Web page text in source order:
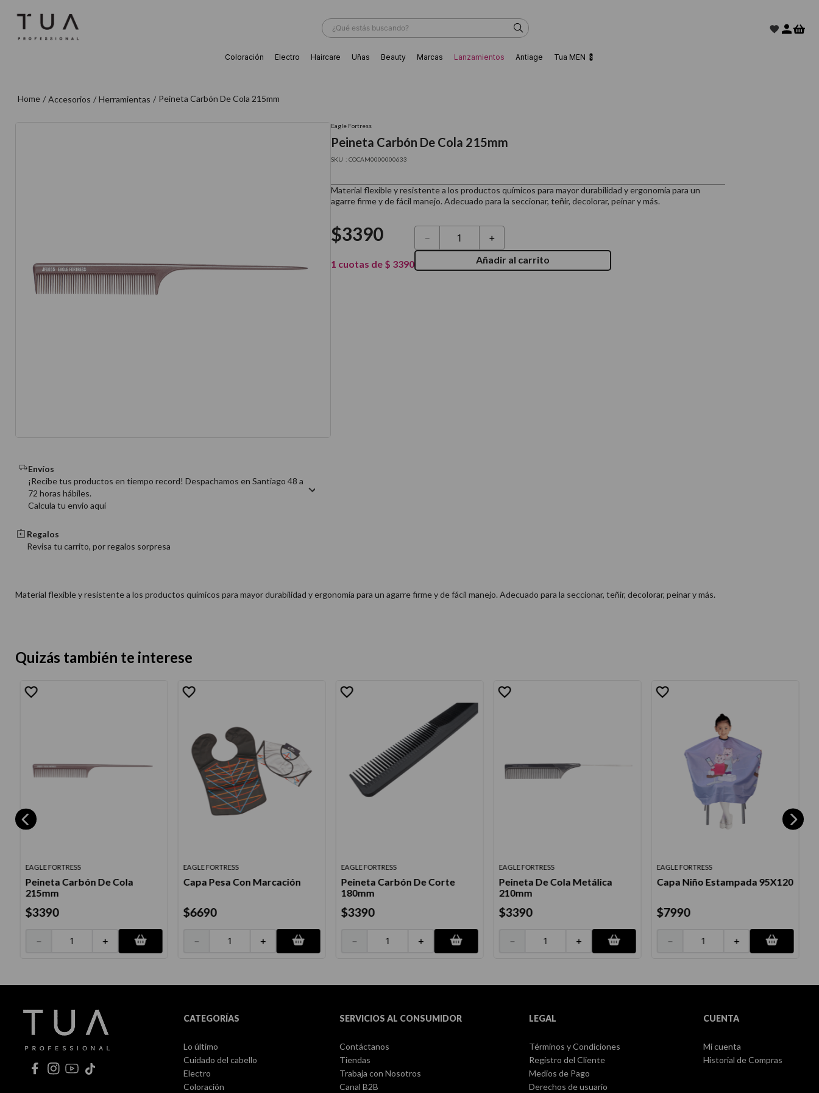
¿Qué estás buscando?
Coloración Electro Haircare Uñas Beauty Marcas Lanzamientos Antiage Tua MEN 💈
Accesorios Herramientas Peineta Carbón De Cola 215mm
Envíos
¡Recibe tus productos en tiempo record! Despachamos en Santiago 48 a
72 horas hábiles.
Calcula tu envio aquí
Regalos
Revisa tu carrito, por regalos sorpresa
Eagle Fortress
Peineta Carbón De Cola 215mm
: COCAM0000000633
Material flexible y resistente a los productos químicos para mayor durabilidad y ergonomía para un
agarre firme y de fácil manejo. Adecuado para la seccionar, teñir, decolorar, peinar y más.
$3390
1 cuotas de $ 3390
＋
－
Añadir al carrito
Material flexible y resistente a los productos químicos para mayor durabilidad y ergonomía para un agarre firme y de fácil manejo. Adecuado para la seccionar, teñir, decolorar, peinar y más.
Quizás también te interese
EAGLE FORTRESS
Peineta Carbón De Cola
215mm
$3390
＋
－
EAGLE FORTRESS
Capa Pesa Con Marcación
$6690
＋
－
EAGLE FORTRESS
Peineta Carbón De Corte
180mm
$3390
＋
－
EAGLE FORTRESS
Peineta De Cola Metálica
210mm
$3390
＋
－
EAGLE FORTRESS
Capa Niño Estampada 95X120
$7990
＋
－
CATEGORÍAS
Lo último
Cuidado del cabello
Electro
Coloración
SERVICIOS AL CONSUMIDOR
Contáctanos
Tiendas
Trabaja con Nosotros
Canal B2B
LEGAL
Términos y Condiciones
Registro del Cliente
Medios de Pago
Derechos de usuario
CUENTA
Mi cuenta
Historial de Compras
9. acondicionador